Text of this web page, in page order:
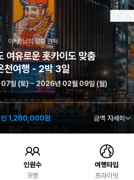
이*름님의 맞춤 견적
여유로운 홋카이도 맞춤
천여행 - 2박 3일
일 (토) ~ 2026년 02월 09일 (월)
인 1,280,000원 금액 자세히
인원수
9명
여행타입
프라이빗